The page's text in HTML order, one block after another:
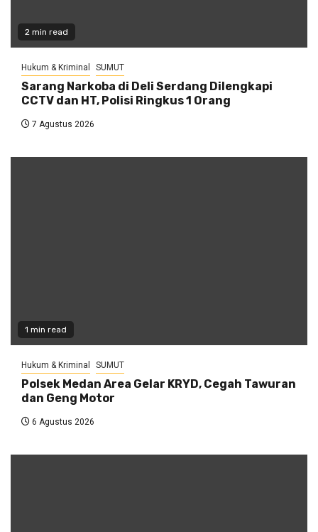
2 min read
Hukum & Kriminal SUMUT
Sarang Narkoba di Deli Serdang Dilengkapi
CCTV dan HT, Polisi Ringkus 1 Orang
7 Agustus 2026
1 min read
Hukum & Kriminal SUMUT
Polsek Medan Area Gelar KRYD, Cegah Tawuran
dan Geng Motor
6 Agustus 2026